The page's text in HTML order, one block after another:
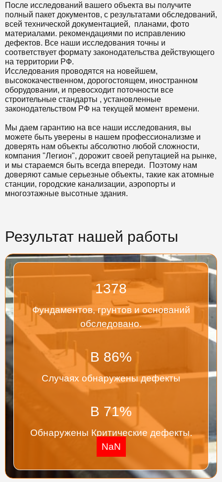
После исследований вашего объекта вы получите
полный пакет документов, с результатами обследований,
всей технической документацией, планами, фото
материалами. рекомендациями по исправлению
дефектов. Все наши исследования точны и
соответствует формату законодательства действующего
на территории РФ.
Исследования проводятся на новейшем,
высококачественном, дорогостоящем, иностранном
оборудовании, и превосходит поточности все
строительные стандарты , установленные
законодательством РФ на текущей момент времени.
Мы даем гарантию на все наши исследования, вы
можете быть уверены в нашем профессионализме и
доверять нам объекты абсолютно любой сложности,
компания "Легион", дорожит своей репутацией на рынке,
и мы стараемся быть всегда впереди. Поэтому нам
доверяют самые серьезные объекты, такие как атомные
станции, городские канализации, аэропорты и
многоэтажные высотные здания.
Результат нашей работы
1378
Фундаментов, грунтов и оснований
обследовано.
В 86%
Случаях обнаружены дефекты
В 71%
Обнаружены Критические дефекты.
NaN